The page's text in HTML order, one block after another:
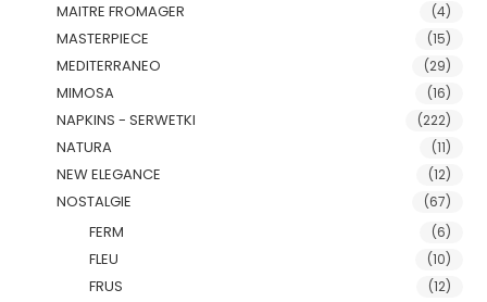
MAITRE FROMAGER (4)
MASTERPIECE (15)
MEDITERRANEO (29)
MIMOSA (16)
NAPKINS - SERWETKI (222)
NATURA (11)
NEW ELEGANCE (12)
NOSTALGIE (67)
FERM (6)
FLEU (10)
FRUS (12)